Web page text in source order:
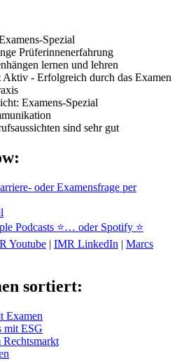
Spezial
Prüferinnenerfahrung
lernen und lehren
- Erfolgreich durch das Examen
Examens-Spezial
sind sehr gut
oder Examensfrage per
Podcasts ⭐… oder Spotify ⭐
Youtube | IMR LinkedIn | Marcs
sortiert:
Examen
mit ESG